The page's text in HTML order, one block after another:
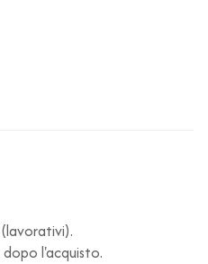
(lavorativi).
dopo l'acquisto.